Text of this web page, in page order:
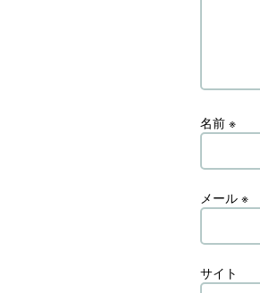
名前 ※
メール ※
サイト